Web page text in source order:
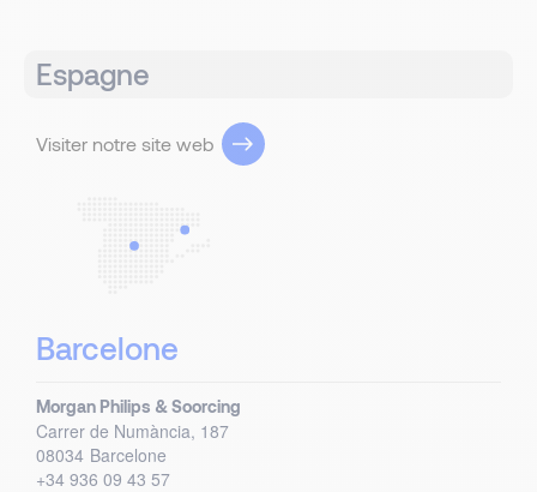
Espagne
Visiter notre site web
Barcelone
Morgan Philips & Soorcing
Carrer de Numància, 187
08034 Barcelone
+34 936 09 43 57